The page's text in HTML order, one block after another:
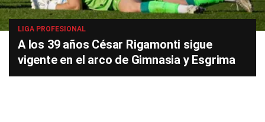
LIGA PROFESIONAL
A los 39 años César Rigamonti sigue
vigente en el arco de Gimnasia y Esgrima